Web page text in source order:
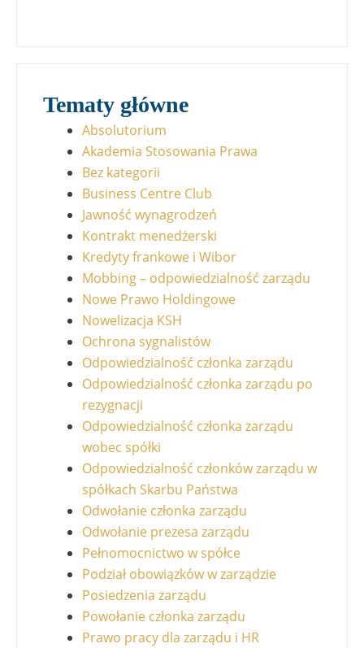
Tematy główne
Absolutorium
Akademia Stosowania Prawa
Bez kategorii
Business Centre Club
Jawność wynagrodzeń
Kontrakt menedżerski
Kredyty frankowe i Wibor
Mobbing – odpowiedzialność zarządu
Nowe Prawo Holdingowe
Nowelizacja KSH
Ochrona sygnalistów
Odpowiedzialność członka zarządu
Odpowiedzialność członka zarządu po
rezygnacji
Odpowiedzialność członka zarządu
wobec spółki
Odpowiedzialność członków zarządu w
spółkach Skarbu Państwa
Odwołanie członka zarządu
Odwołanie prezesa zarządu
Pełnomocnictwo w spółce
Podział obowiązków w zarządzie
Posiedzenia zarządu
Powołanie członka zarządu
Prawo pracy dla zarządu i HR